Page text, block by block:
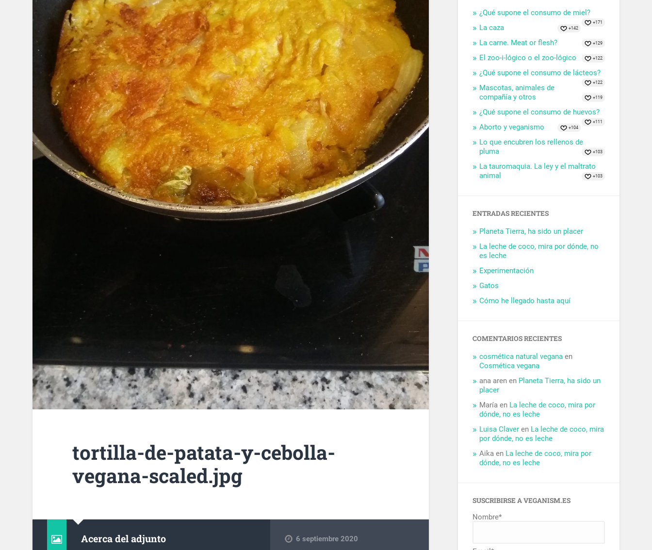
tortilla-de-patata-y-cebolla-
vegana-scaled.jpg
Acerca del adjunto
6 septiembre 2020
¿Qué supone el consumo de miel?
+171
La caza +142
La carne. Meat or flesh? +129
El zoo-i-lógico o el zoo-lógico +122
¿Qué supone el consumo de lácteos?
+122
Mascotas, animales de
compañía y otros
+119
¿Qué supone el consumo de huevos?
+111
Aborto y veganismo +104
Lo que encubren los rellenos de
pluma
+103
La tauromaquia. La ley y el maltrato
animal
+103
ENTRADAS RECIENTES
Planeta Tierra, ha sido un placer
La leche de coco, mira por dónde, no
es leche
Experimentación
Gatos
Cómo he llegado hasta aquí
COMENTARIOS RECIENTES
cosmética natural vegana en
Cosmética vegana
ana aren en Planeta Tierra, ha sido un
placer
María en La leche de coco, mira por
dónde, no es leche
Luisa Claver en La leche de coco, mira
por dónde, no es leche
Aika en La leche de coco, mira por
dónde, no es leche
SUSCRIBIRSE A VEGANISM.ES
Nombre*